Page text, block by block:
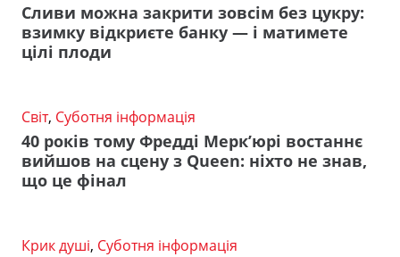
Сливи можна закрити зовсім без цукру:
взимку відкриєте банку — і матимете
цілі плоди
Світ, Суботня інформація
40 років тому Фредді Мерк’юрі востаннє
вийшов на сцену з Queen: ніхто не знав,
що це фінал
Крик душі, Суботня інформація